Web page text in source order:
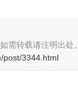
需转载请注明出处。
post/3344.html